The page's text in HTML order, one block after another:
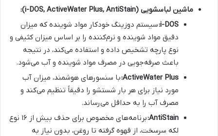
ماشین لباسشویی (i-DOS, ActiveWater Plus, AntiStain):
i-DOS: سیستم دوزینگ خودکار مواد شوینده که میزان
دقیق مواد شوینده و نرم‌کننده را بر اساس میزان کثیفی و
نوع پارچه تشخیص داده و استفاده می‌کند، در نتیجه
باعث صرفه‌جویی در مصرف مواد شوینده و آب می‌شود.
ActiveWater Plus: با سنسورهای هوشمند، میزان آب
مورد نیاز برای هر بار شستشو را دقیقاً تنظیم می‌کند و
مصرف آب را به حداقل می‌رساند.
AntiStain:
برنامه‌های مخصوص برای حذف بیش از ۱۶ نوع
لکه سرسخت، از قهوه گرفته تا روغن، بدون نیاز به